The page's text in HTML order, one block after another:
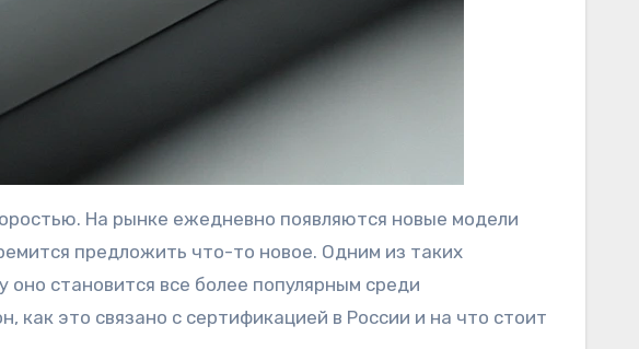
На рынке ежедневно появляются новые модели
предложить что-то новое. Одним из таких
становится все более популярным среди
как это связано с сертификацией в России и на что стоит